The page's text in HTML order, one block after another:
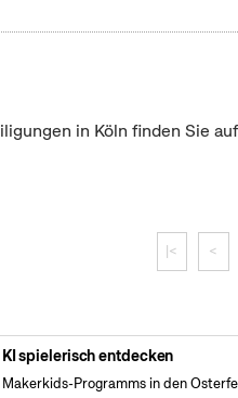
in Köln finden Sie
|< <
spielerisch entdecken
Makerkids-Programms in den